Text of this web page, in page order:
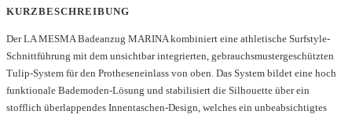
KURZBESCHREIBUNG
Der LA MESMA Badeanzug MARINA kombiniert eine athletische Surfstyle-
Schnittführung mit dem unsichtbar integrierten, gebrauchsmustergeschützten
Tulip-System für den Protheseneinlass von oben. Das System bildet eine hoch
funktionale Bademoden-Lösung und stabilisiert die Silhouette über ein
stofflich überlappendes Innentaschen-Design, welches ein unbeabsichtigtes